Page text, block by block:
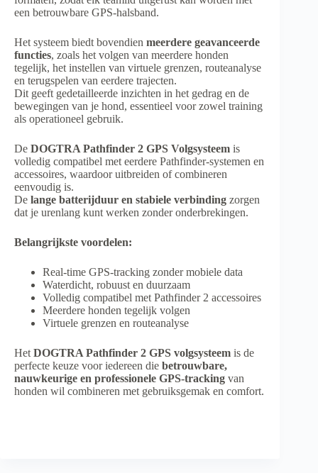
een betrouwbare GPS-halsband.
Het systeem biedt bovendien meerdere geavanceerde
functies, zoals het volgen van meerdere honden
tegelijk, het instellen van virtuele grenzen, routeanalyse
en terugspelen van eerdere trajecten.
Dit geeft gedetailleerde inzichten in het gedrag en de
bewegingen van je hond, essentieel voor zowel training
als operationeel gebruik.
De DOGTRA Pathfinder 2 GPS Volgsysteem is
volledig compatibel met eerdere Pathfinder-systemen en
accessoires, waardoor uitbreiden of combineren
eenvoudig is.
De lange batterijduur en stabiele verbinding zorgen
dat je urenlang kunt werken zonder onderbrekingen.
Belangrijkste voordelen:
Real-time GPS-tracking zonder mobiele data
Waterdicht, robuust en duurzaam
Volledig compatibel met Pathfinder 2 accessoires
Meerdere honden tegelijk volgen
Virtuele grenzen en routeanalyse
Het DOGTRA Pathfinder 2 GPS volgsysteem is de
perfecte keuze voor iedereen die betrouwbare,
nauwkeurige en professionele GPS-tracking van
honden wil combineren met gebruiksgemak en comfort.